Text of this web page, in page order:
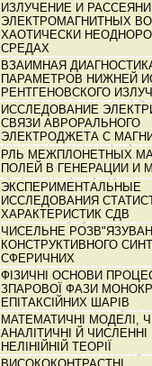
ИЗЛУЧЕНИЕ И
ЭЛЕКТРОМАГНИТНЫХ
ХАОТИЧЕСКИ
СРЕДАХ
ВЗАИМНАЯ
ПАРАМЕТРОВ НИЖНЕЙ
РЕНТГЕНОВСКОГО
ИССЛЕДОВАНИЕ
СВЯЗИ АВРОРАЛЬНОГО
ЭЛЕКТРОДЖЕТА С
РЛЬ МЕЖПЛОНЕТНЫХ
ПОЛЕЙ В ГЕНЕРАЦИИ И
ЭКСПЕРИМЕНТАЛЬНЫЕ
ИССЛЕДОВАНИЯ
ХАРАКТЕРИСТИК СДВ
ЧИСЕЛЬНЕ
КОНСТРУКТИВНОГО
СФЕРИЧНИХ
ФІЗИЧНІ ОСНОВИ
ЗПАРОВОЇ ФАЗИ
ЕПІТАКСІЙНИХ ШАРІВ
МАТЕМАТИЧНІ МОДЕЛІ,
АНАЛІТИЧНІ Й
НЕЛІНІЙНІЙ ТЕОРІЇ